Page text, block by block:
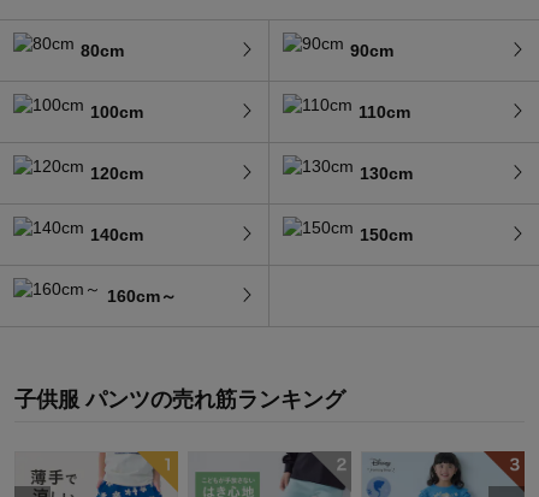
80cm 90cm
100cm 110cm
120cm 130cm
140cm 150cm
160cm～
子供服 パンツの売れ筋ランキング